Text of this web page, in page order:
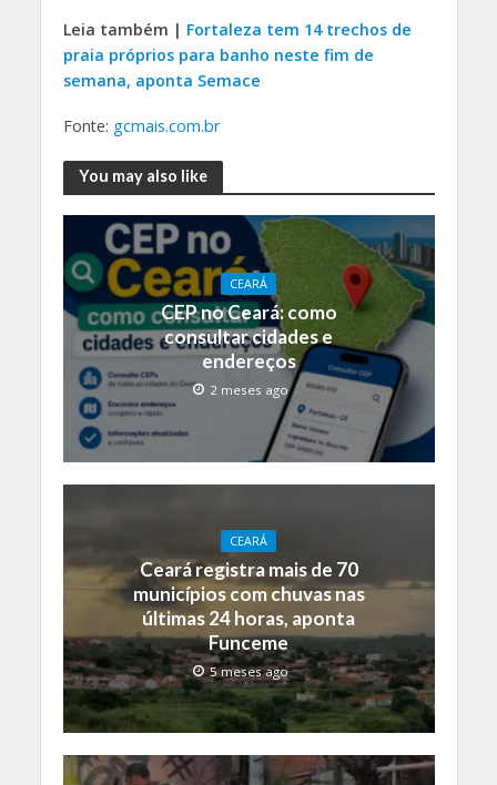
Leia também | Fortaleza tem 14 trechos de
praia próprios para banho neste fim de
semana, aponta Semace
Fonte: gcmais.com.br
You may also like
CEARÁ
CEP no Ceará: como
consultar cidades e
endereços
2 meses ago
CEARÁ
Ceará registra mais de 70
municípios com chuvas nas
últimas 24 horas, aponta
Funceme
5 meses ago